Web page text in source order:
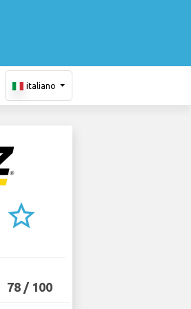
italiano
star_border
78 / 100